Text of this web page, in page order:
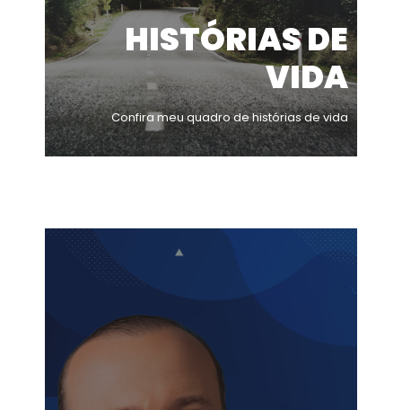
HISTÓRIAS DE
VIDA
Confira meu quadro de histórias de vida